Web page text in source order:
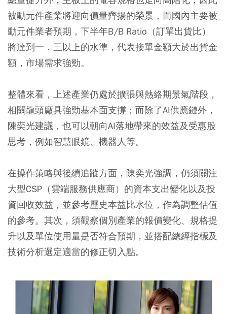
被動元件產業將迎向價量齊揚的榮景，而國內主要被
動元件業者預期，下半年B/B Ratio（訂單出貨比）
將達到一．三以上的水準，代表接單金額大於出貨金
額，市場需求強勁。
整體來看，上述產業仍處於擴張與熱絡期景氣階段，
相關龍頭廠具強勁基本面支撐；而除了AI供應鏈外，
陳奕光建議，也可以朝向AI落地帶來的效益及受惠股
思考，例如智慧眼鏡、機器人等。
在操作策略與後續追蹤方面，陳奕光強調，仍須關注
大型CSP（雲端服務供應商）的資本支出變化以及投
資回收效益，並參考歷史本益比水位，作為調整估值
的參考。其次，須觀察個別產業的報價變化、規格提
升以及單位使用量是否符合預期，並搭配總經指標及
技術分析選定適當的修正切入點。